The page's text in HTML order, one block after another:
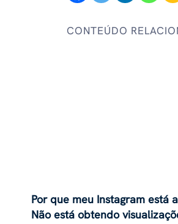
CONTEÚDO
Por que meu Instagram está
Não está obtendo